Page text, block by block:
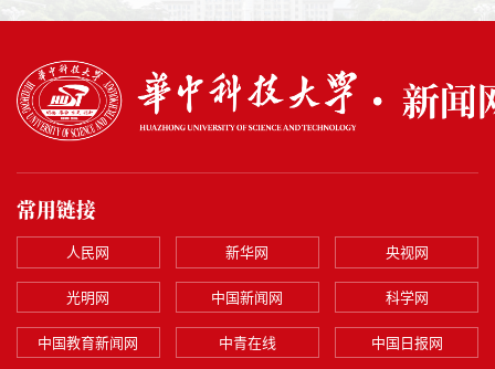
常用链接
人民网 新华网 央视网
光明网 中国新闻网 科学网
中国教育新闻网 中青在线 中国日报网